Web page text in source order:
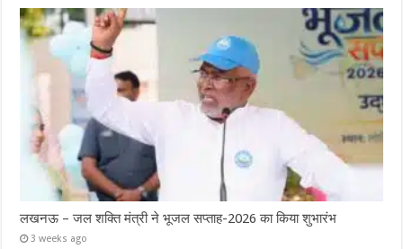
लखनऊ – जल शक्ति मंत्री ने भूजल सप्ताह-2026 का किया शुभारंभ
3 weeks ago